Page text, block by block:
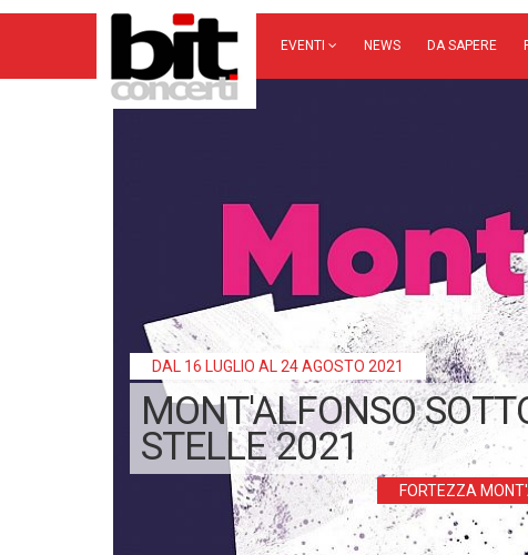
EVENTI NEWS DA SAPERE
DAL 16 LUGLIO AL 24 AGOSTO 2021
MONT'ALFONSO
STELLE 2021
FORTEZZA